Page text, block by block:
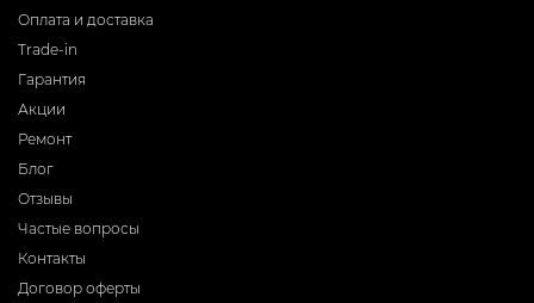
Оплата и доставка
Trade-in
Гарантия
Акции
Ремонт
Блог
Отзывы
Частые вопросы
Контакты
Договор оферты